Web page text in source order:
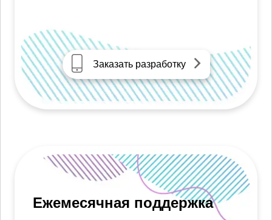
Заказать разработку
Ежемесячная поддержка